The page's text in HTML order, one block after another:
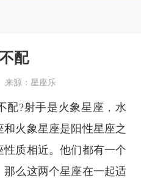
配
来源：星座乐
配?射手是 火象星座 ，水
和 火象星座是阳性星座之
质相近。他们都有一个
么这两个星座在一起适